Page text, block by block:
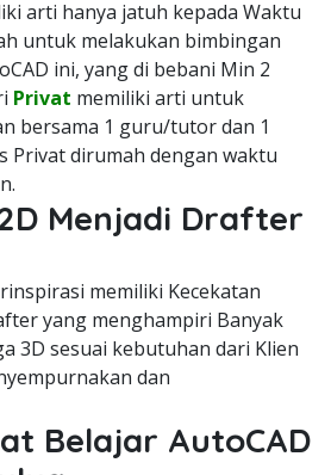
arti hanya jatuh kepada Waktu
untuk melakukan bimbingan
ini, yang di bebani Min 2
Privat memiliki arti untuk
bersama 1 guru/tutor dan 1
Privat dirumah dengan waktu
Menjadi Drafter
memiliki Kecekatan
yang menghampiri Banyak
3D sesuai kebutuhan dari Klien
dan
Belajar AutoCAD